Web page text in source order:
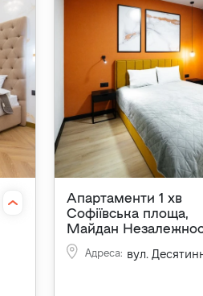
Апартаменти 1 хв
Софіївська площа,
Майдан
Адреса: вул.